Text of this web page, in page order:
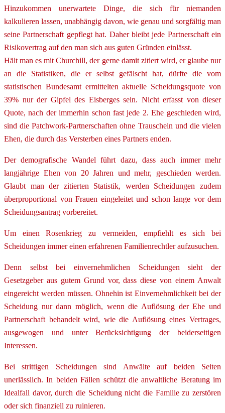
Hinzukommen unerwartete Dinge, die sich für niemanden
kalkulieren lassen, unabhängig davon, wie genau und sorgfältig man
seine Partnerschaft gepflegt hat. Daher bleibt jede Partnerschaft ein
Risikovertrag auf den man sich aus guten Gründen einlässt.
Hält man es mit Churchill, der gerne damit zitiert wird, er glaube nur
an die Statistiken, die er selbst gefälscht hat, dürfte die vom
statistischen Bundesamt ermittelten aktuelle Scheidungsquote von
39% nur der Gipfel des Eisberges sein. Nicht erfasst von dieser
Quote, nach der immerhin schon fast jede 2. Ehe geschieden wird,
sind die Patchwork-Partnerschaften ohne Trauschein und die vielen
Ehen, die durch das Versterben eines Partners enden.
Der demografische Wandel führt dazu, dass auch immer mehr
langjährige Ehen von 20 Jahren und mehr, geschieden werden.
Glaubt man der zitierten Statistik, werden Scheidungen zudem
überproportional von Frauen eingeleitet und schon lange vor dem
Scheidungsantrag vorbereitet.
Um einen Rosenkrieg zu vermeiden, empfiehlt es sich bei
Scheidungen immer einen erfahrenen Familienrechtler aufzusuchen.
Denn selbst bei einvernehmlichen Scheidungen sieht der
Gesetzgeber aus gutem Grund vor, dass diese von einem Anwalt
eingereicht werden müssen. Ohnehin ist Einvernehmlichkeit bei der
Scheidung nur dann möglich, wenn die Auflösung der Ehe und
Partnerschaft behandelt wird, wie die Auflösung eines Vertrages,
ausgewogen und unter Berücksichtigung der beiderseitigen
Interessen.
Bei strittigen Scheidungen sind Anwälte auf beiden Seiten
unerlässlich. In beiden Fällen schützt die anwaltliche Beratung im
Idealfall davor, durch die Scheidung nicht die Familie zu zerstören
oder sich finanziell zu ruinieren.